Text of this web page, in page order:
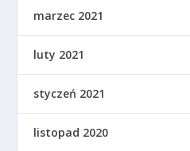
marzec 2021
luty 2021
styczeń 2021
listopad 2020